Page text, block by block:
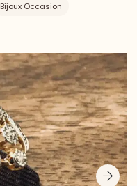
Bijoux Occasion